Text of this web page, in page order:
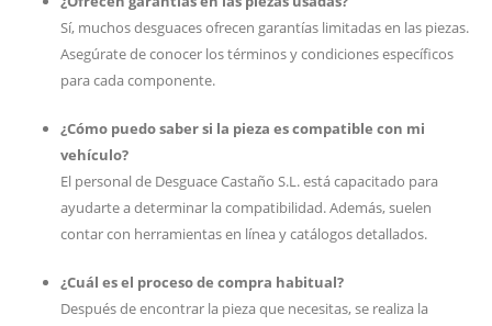
Sí, muchos desguaces ofrecen garantías limitadas en las piezas.
Asegúrate de conocer los términos y condiciones específicos
para cada componente.
¿Cómo puedo saber si la pieza es compatible con mi
vehículo?
El personal de Desguace Castaño S.L. está capacitado para
ayudarte a determinar la compatibilidad. Además, suelen
contar con herramientas en línea y catálogos detallados.
¿Cuál es el proceso de compra habitual?
Después de encontrar la pieza que necesitas, se realiza la